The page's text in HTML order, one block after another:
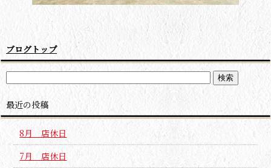
ブログトップ
最近の投稿
8月 店休日
7月 店休日